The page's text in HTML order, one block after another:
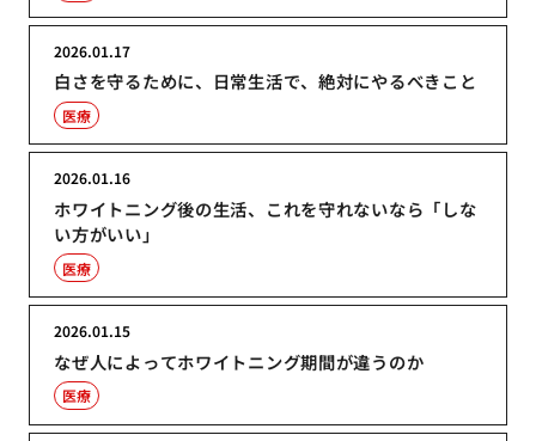
白さを守るために、日常生活で、絶対にやるべきこと
2026.01.17
医療
ホワイトニング後の生活、これを守れないなら「しな
い方がいい」
2026.01.16
医療
なぜ人によってホワイトニング期間が違うのか
2026.01.15
医療